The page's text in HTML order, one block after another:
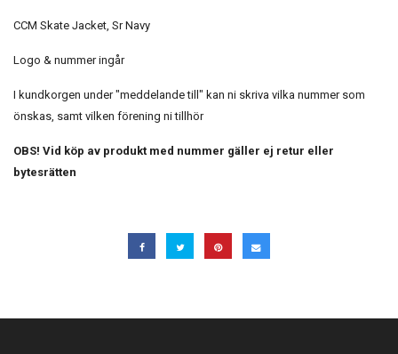
CCM Skate Jacket, Sr Navy
Logo & nummer ingår
I kundkorgen under "meddelande till" kan ni skriva vilka nummer som
önskas, samt vilken förening ni tillhör
OBS! Vid köp av produkt med nummer gäller ej retur eller
bytesrätten